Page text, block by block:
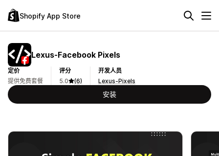
Shopify App Store
Lexus‑Facebook Pixels
定价
提供免费套餐
评分
5.0
(6)
开发人员
Lexus-Pixels
安装